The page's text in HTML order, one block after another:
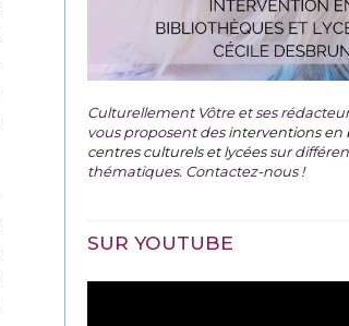
Culturellement Vôtre et ses
vous proposent desinterventions en
centres culturels et lycéessur
thématiques. Contactez-nous !
SUR YOUTUBE